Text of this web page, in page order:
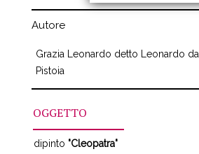
Autore
Grazia Leonardo detto Leonardo da
Pistoia
OGGETTO
dipinto "Cleopatra"